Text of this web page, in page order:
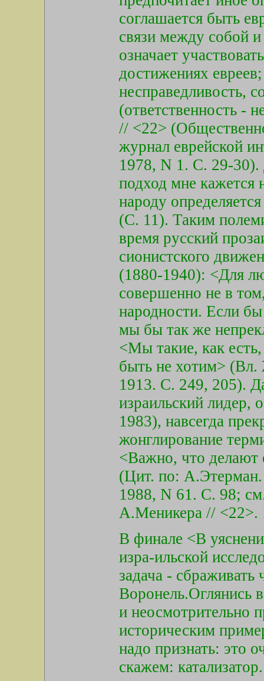
соглашается быть
связи между собой
означает
достижениях евреев;
несправедливость,
(ответственность -
// <22>
журнал еврейской
1978, N 1. С. 29-30).
подход мне кажется
народу
(С. 11). Таким
время русский
сионистского
(1880-1940): <Для
совершенно не в
народности. Если
мы бы так же
<Мы такие, как
быть не хотим>
1913. С. 249, 205).
израильский
1983), навсегда
жонглирование
<Важно, что делают
(Цит. по: А.Этерман.
1988, N 61. С. 98;
А.Меникера // <22>.
В финале <В
изра-ильской
задача -
Воронель.Оглянись
и неосмотрительно
историческим
надо признать: это
скажем: